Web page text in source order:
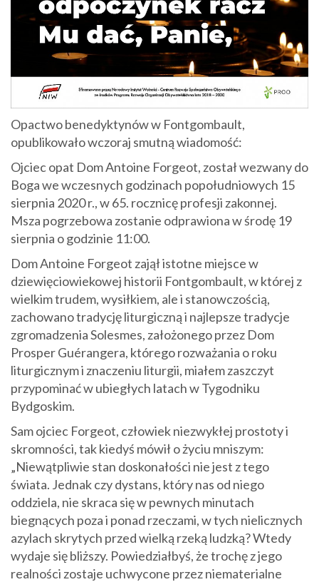
Opactwo benedyktynów w Fontgombault,
opublikowało wczoraj smutną wiadomość:
Ojciec opat Dom Antoine Forgeot, został wezwany do
Boga we wczesnych godzinach popołudniowych 15
sierpnia 2020 r., w 65. rocznicę profesji zakonnej.
Msza pogrzebowa zostanie odprawiona w środę 19
sierpnia o godzinie 11:00.
Dom Antoine Forgeot zajął istotne miejsce w
dziewięciowiekowej historii Fontgombault, w której z
wielkim trudem, wysiłkiem, ale i stanowczością,
zachowano tradycję liturgiczną i najlepsze tradycje
zgromadzenia Solesmes, założonego przez Dom
Prosper Guérangera, którego rozważania o roku
liturgicznym i znaczeniu liturgii, miałem zaszczyt
przypominać w ubiegłych latach w Tygodniku
Bydgoskim.
Sam ojciec Forgeot, człowiek niezwykłej prostoty i
skromności, tak kiedyś mówił o życiu mniszym:
„Niewątpliwie stan doskonałości nie jest z tego
świata. Jednak czy dystans, który nas od niego
oddziela, nie skraca się w pewnych minutach
biegnących poza i ponad rzeczami, w tych nielicznych
azylach skrytych przed wielką rzeką ludzką? Wtedy
wydaje się bliższy. Powiedziałbyś, że trochę z jego
realności zostaje uchwycone przez niematerialne